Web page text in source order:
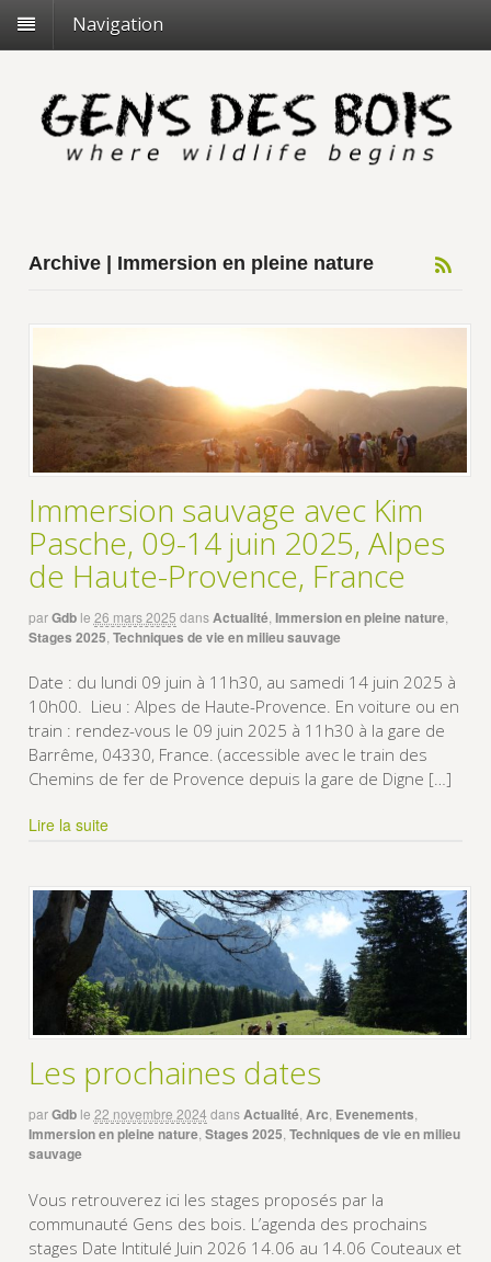
Navigation
Archive | Immersion en pleine nature
Immersion sauvage avec Kim
Pasche, 09-14 juin 2025, Alpes
de Haute-Provence, France
parGdb le 26 mars 2025 dansActualité, Immersion en pleine nature,
Stages 2025 Techniques de vie en milieu sauvage
Date : du lundi 09 juin à 11h30, au samedi 14 juin 2025 à
10h00. Lieu : Alpes de Haute-Provence. En voiture ou en
train : rendez-vous le 09 juin 2025 à 11h30 à la gare de
Barrême, 04330, France. (accessible avec le train des
Chemins de fer de Provence depuis la gare de Digne […]
Lire la suite
Les prochaines dates
parGdb le 22 novembre 2024 dansActualité, Arc Evenements
Immersion en pleine nature, Stages 2025 Techniques de vie en milieu
sauvage
Vous retrouverez ici les stages proposés par la
communauté Gens des bois. L’agenda des prochains
stages Date Intitulé Juin 2026 14.06 au 14.06 Couteaux et